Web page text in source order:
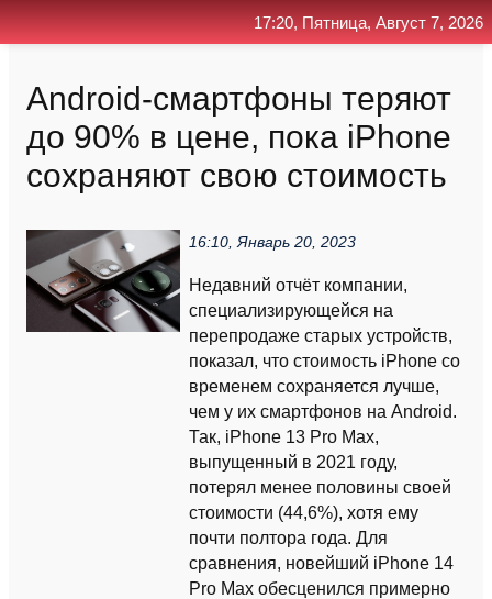
Android-смартфоны теряют
до 90% в цене, пока iPhone
сохраняют свою стоимость
16:10, Январь 20, 2023
Недавний отчёт компании,
специализирующейся на
перепродаже старых устройств,
показал, что стоимость iPhone со
временем сохраняется лучше,
чем у их смартфонов на Android.
Так, iPhone 13 Pro Max,
выпущенный в 2021 году,
потерял менее половины своей
стоимости (44,6%), хотя ему
почти полтора года. Для
сравнения, новейший iPhone 14
Pro Max обесценился примерно
17:20, Пятница, Август 7, 2026